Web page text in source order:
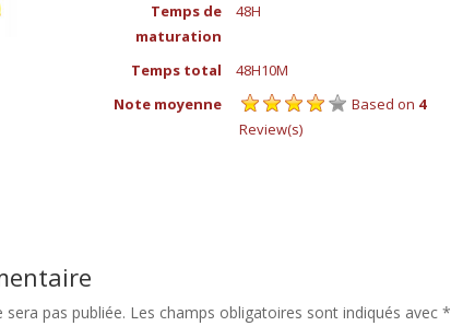
Temps de
maturation
48H
Temps total
48H10M
Note moyenne
Based on 4
Review(s)
pas publiée. Les champs obligatoires sont indiqués avec*